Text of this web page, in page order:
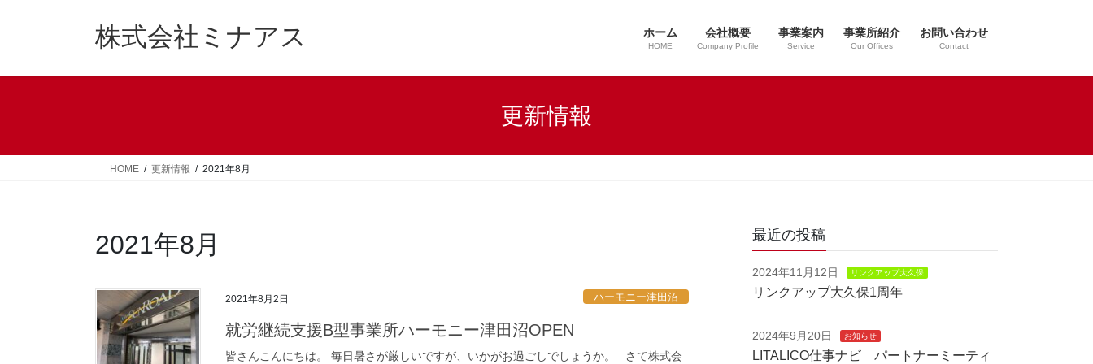
株式会社ミナアス ホーム
HOME
会社概要
Company Profile
事業案内
Service
事業所紹介
Our Offices
お問い合わせ
Contact
更新情報
HOME 更新情報 2021年8月
2021年8月
2021年8月2日 ハーモニー津田沼
就労継続支援B型事業所ハーモニー津田沼OPEN
皆さんこんにちは。 毎日暑さが厳しいですが、いかがお過ごしでしょうか。 さて株式会
最近の投稿
2024年11月12日 リンクアップ大久保
リンクアップ大久保1周年
2024年9月20日 お知らせ
LITALICO仕事ナビ パートナーミーティ